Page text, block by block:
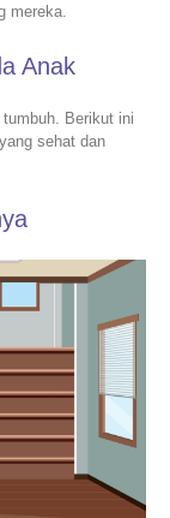
mereka.
Anak
Berikut ini
sehat dan